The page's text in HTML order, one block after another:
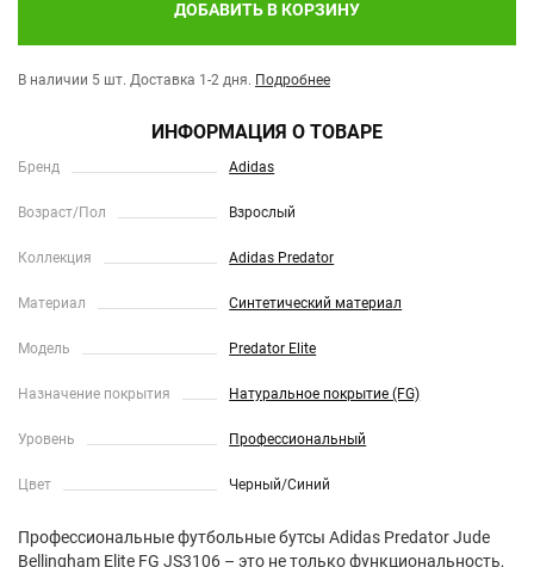
ДОБАВИТЬ В КОРЗИНУ
В наличии 5 шт. Доставка 1-2 дня. Подробнее
ИНФОРМАЦИЯ О ТОВАРЕ
Бренд Adidas
Возраст/Пол Взрослый
Коллекция Adidas Predator
Материал Синтетический материал
Модель Predator Elite
Назначение покрытия Натуральное покрытие (FG)
Уровень Профессиональный
Цвет Черный/Синий
Профессиональные футбольные бутсы Adidas Predator Jude
Bellingham Elite FG JS3106 – это не только функциональность,